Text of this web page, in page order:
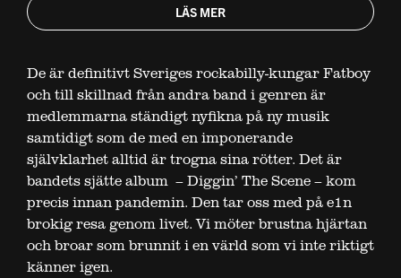
LÄS MER
De är definitivt Sveriges rockabilly-kungar Fatboy
och till skillnad från andra band i genren är
medlemmarna ständigt nyfikna på ny musik
samtidigt som de med en imponerande
självklarhet alltid är trogna sina rötter. Det är
bandets sjätte album – Diggin’ The Scene – kom
precis innan pandemin. Den tar oss med på e1n
brokig resa genom livet. Vi möter brustna hjärtan
och broar som brunnit i en värld som vi inte riktigt
känner igen.